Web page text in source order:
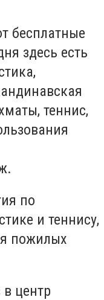
бесплатные
здесь есть
теннис,
по
и теннису,
пожилых
центр